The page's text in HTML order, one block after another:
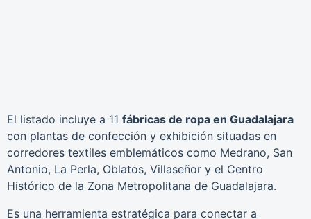
El listado incluye a 11 fábricas de ropa en Guadalajara
con plantas de confección y exhibición situadas en
corredores textiles emblemáticos como Medrano, San
Antonio, La Perla, Oblatos, Villaseñor y el Centro
Histórico de la Zona Metropolitana de Guadalajara.
Es una herramienta estratégica para conectar a